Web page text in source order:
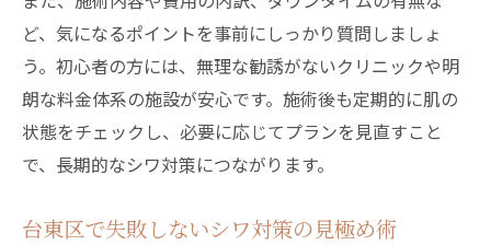
ど、気になるポイントを事前にしっかり質問しましょ
う。初心者の方には、無理な勧誘がないクリニックや明
朗な料金体系の施設が安心です。施術後も定期的に肌の
状態をチェックし、必要に応じてプランを見直すこと
で、長期的なシワ対策につながります。
台東区で失敗しないシワ対策の見極め術